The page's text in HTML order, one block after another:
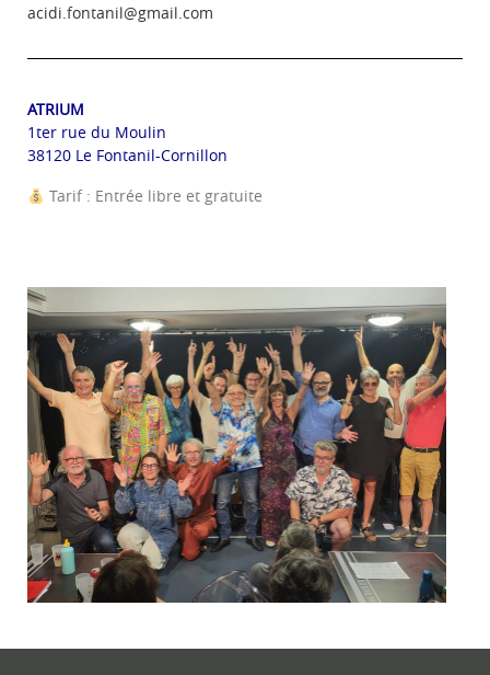
acidi.fontanil@gmail.com
ATRIUM
1ter rue du Moulin
38120 Le Fontanil-Cornillon
Tarif : Entrée libre et gratuite